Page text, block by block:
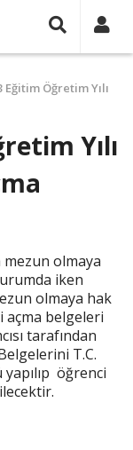
Eğitim Öğretim Yılı
Yılı
mezun olmaya
iken
olmaya hak
açma belgeleri
tarafından
T.C.
öğrenci